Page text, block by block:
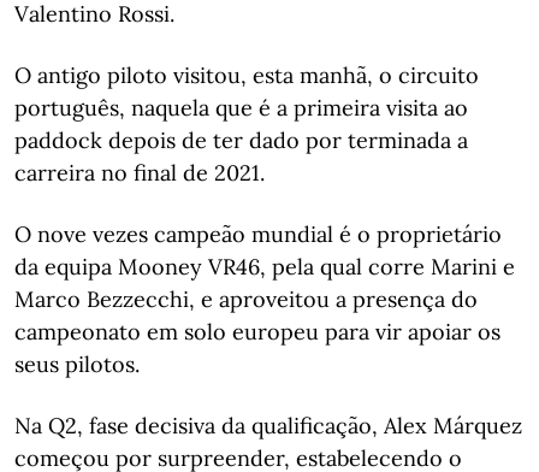
Valentino Rossi.
O antigo piloto visitou, esta manhã, o circuito
português, naquela que é a primeira visita ao
paddock depois de ter dado por terminada a
carreira no final de 2021.
O nove vezes campeão mundial é o proprietário
da equipa Mooney VR46, pela qual corre Marini e
Marco Bezzecchi, e aproveitou a presença do
campeonato em solo europeu para vir apoiar os
seus pilotos.
Na Q2, fase decisiva da qualificação, Alex Márquez
começou por surpreender, estabelecendo o